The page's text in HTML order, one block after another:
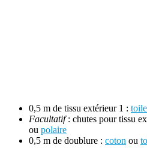
0,5 m de tissu extérieur 1 :
Facultatif: chutes pour tissu
ou polaire
0,5 m de doublure : coton ou